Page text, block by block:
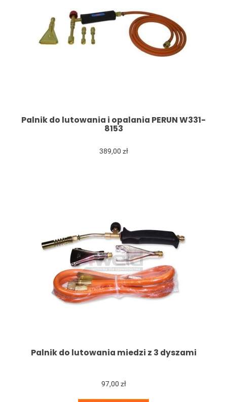
Palnik do lutowania i opalania PERUN W331-
8153
389,00 zł
Palnik do lutowania miedzi z 3 dyszami
97,00 zł